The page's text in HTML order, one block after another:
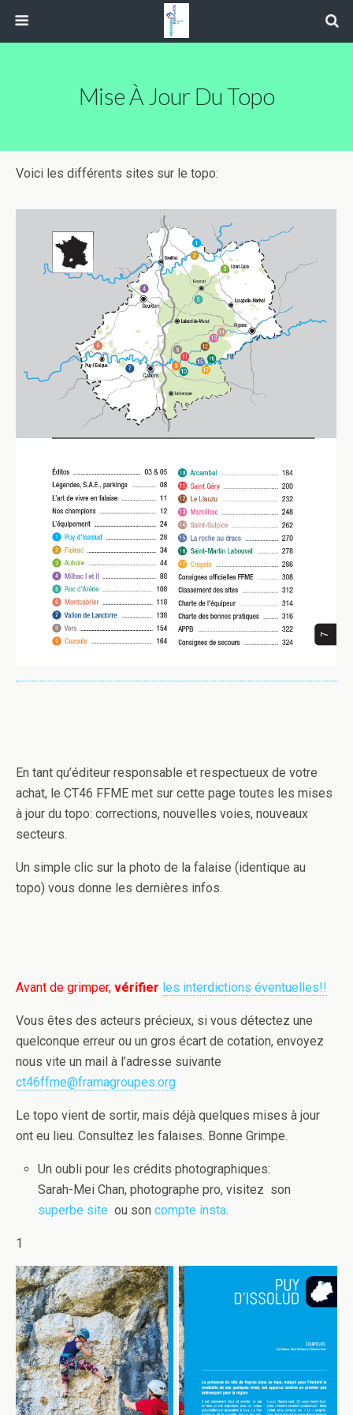
Mise À Jour Du Topo
Voici les différents sites sur le topo:
En tant qu’éditeur responsable et respectueux de votre
achat, le CT46 FFME met sur cette page toutes les mises
à jour du topo: corrections, nouvelles voies, nouveaux
secteurs.
Un simple clic sur la photo de la falaise (identique au
topo) vous donne les dernières infos.
Avant de grimper, vérifier les interdictions éventuelles!!
Vous êtes des acteurs précieux, si vous détectez une
quelconque erreur ou un gros écart de cotation, envoyez
nous vite un mail à l’adresse suivante
ct46ffme@framagroupes.org
Le topo vient de sortir, mais déjà quelques mises à jour
ont eu lieu. Consultez les falaises. Bonne Grimpe.
Un oubli pour les crédits photographiques:
Sarah-Mei Chan, photographe pro, visitez son
superbe site ou soncompte insta.
1